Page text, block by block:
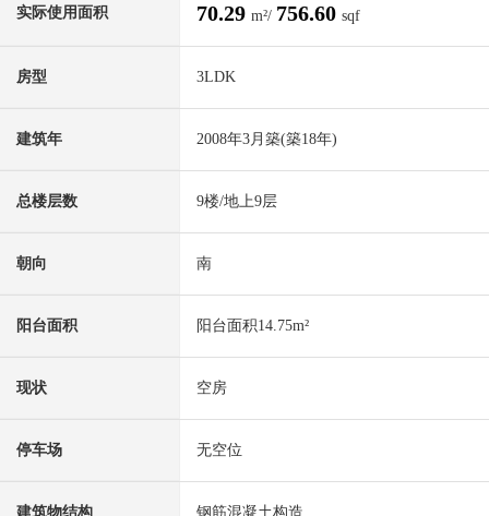
实际使用面积 70.29 m²/ 756.60 sqf
房型 3LDK
建筑年 2008年3月築(築18年)
总楼层数 9楼/地上9层
朝向 南
阳台面积 阳台面积14.75m²
现状 空房
停车场 无空位
建筑物结构 钢筋混凝土构造